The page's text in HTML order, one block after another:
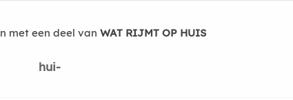
met een deel van WAT RIJMT OP HUIS
hui-